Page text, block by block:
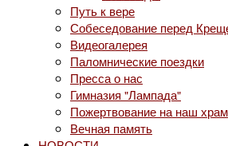
Путь к вере
Собеседование перед
Видеогалерея
Паломнические поездки
Пресса о нас
Гимназия "Лампада"
Пожертвование на наш храм
Вечная память